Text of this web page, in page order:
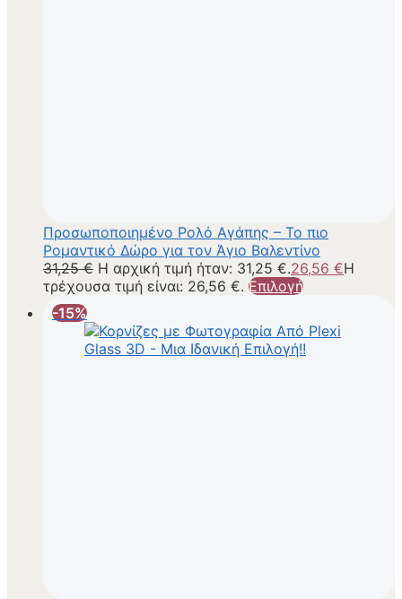
Προσωποποιημένο Ρολό Αγάπης – Το πιο
Ρομαντικό Δώρο για τον Άγιο Βαλεντίνο
31,25€ Η αρχική τιμή ήταν: 31,25 €.26,56 €Η
τρέχουσα τιμή είναι: 26,56 €. Επιλογή
-15%